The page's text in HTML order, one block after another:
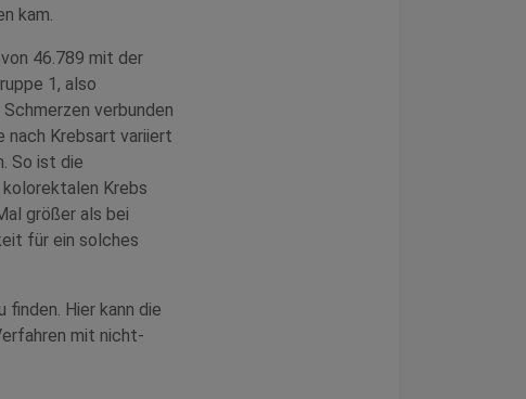
kam.
46.789 mit der
1, also
verbunden
nach Krebsart variiert
So ist die
kolorektalen Krebs
größer als bei
für ein solches
Hier kann die
mit nicht-